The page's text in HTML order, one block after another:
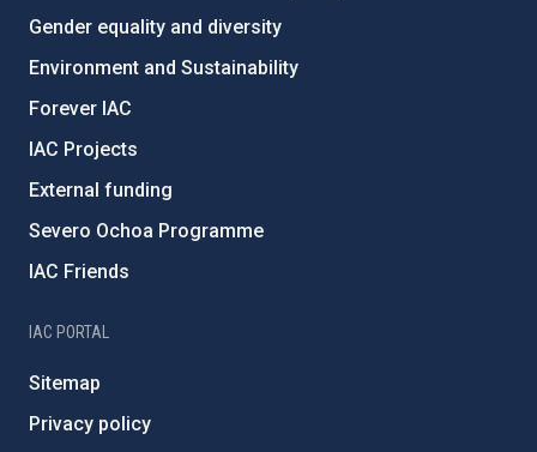
Gender equality and diversity
Environment and Sustainability
Forever IAC
IAC Projects
External funding
Severo Ochoa Programme
IAC Friends
IAC PORTAL
Sitemap
Privacy policy